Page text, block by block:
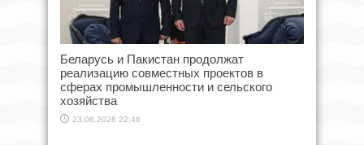
Беларусь и Пакистан продолжат
реализацию совместных проектов в
сферах промышленности и сельского
хозяйства
23.06.2026 22:46